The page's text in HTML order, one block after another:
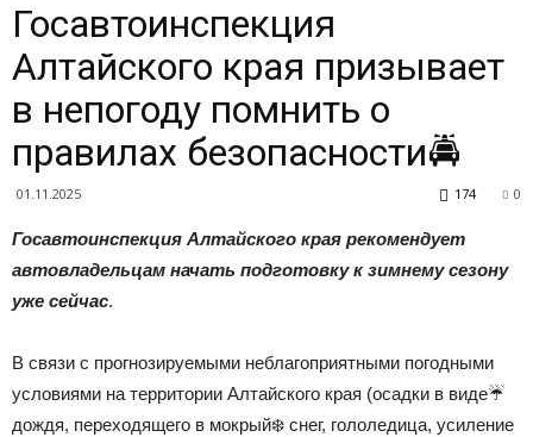
газеты
Тюменцевский
Госавтоинспекция
Алтайского края призывает
в непогоду помнить о
правилах безопасности🚔
01.11.2025 0
174
Госавтоинспекция Алтайского края рекомендует
автовладельцам начать подготовку к зимнему сезону
уже сейчас.
В связи с прогнозируемыми неблагоприятными погодными
условиями на территории Алтайского края (осадки в виде☔️
дождя, переходящего в мокрый❄️ снег, гололедица, усиление